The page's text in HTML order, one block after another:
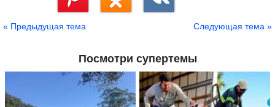
« Предыдущая тема Следующая тема »
Посмотри супертемы